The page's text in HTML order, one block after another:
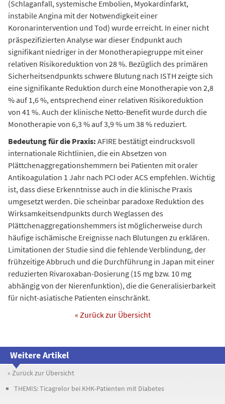
(Schlaganfall, systemische Embolien, Myokardinfarkt,
instabile Angina mit der Notwendigkeit einer
Koronarintervention und Tod) wurde erreicht. In einer nicht
präspezifizierten Analyse war dieser Endpunkt auch
signifikant niedriger in der Monotherapiegruppe mit einer
relativen Risikoreduktion von 28 %. Bezüglich des primären
Sicherheitsendpunkts schwere Blutung nach ISTH zeigte sich
eine signifikante Reduktion durch eine Monotherapie von 2,8
% auf 1,6 %, entsprechend einer relativen Risikoreduktion
von 41 %. Auch der klinische Netto-Benefit wurde durch die
Monotherapie von 6,3 % auf 3,9 % um 38 % reduziert.
Bedeutung für die Praxis: AFIRE bestätigt eindrucksvoll
internationale Richtlinien, die ein Absetzen von
Plättchenaggregationshemmern bei Patienten mit oraler
Antikoagulation 1 Jahr nach PCI oder ACS empfehlen. Wichtig
ist, dass diese Erkenntnisse auch in die klinische Praxis
umgesetzt werden. Die scheinbar paradoxe Reduktion des
Wirksamkeitsendpunkts durch Weglassen des
Plättchenaggregationshemmers ist möglicherweise durch
häufige ischämische Ereignisse nach Blutungen zu erklären.
Limitationen der Studie sind die fehlende Verblindung, der
frühzeitige Abbruch und die Durchführung in Japan mit einer
reduzierten Rivaroxaban-Dosierung (15 mg bzw. 10 mg
abhängig von der Nierenfunktion), die die Generalisierbarkeit
für nicht-asiatische Patienten einschränkt.
« Zurück zur Übersicht
Weitere Artikel
« Zurück zur Übersicht
THEMIS: Ticagrelor bei KHK-Patienten mit Diabetes